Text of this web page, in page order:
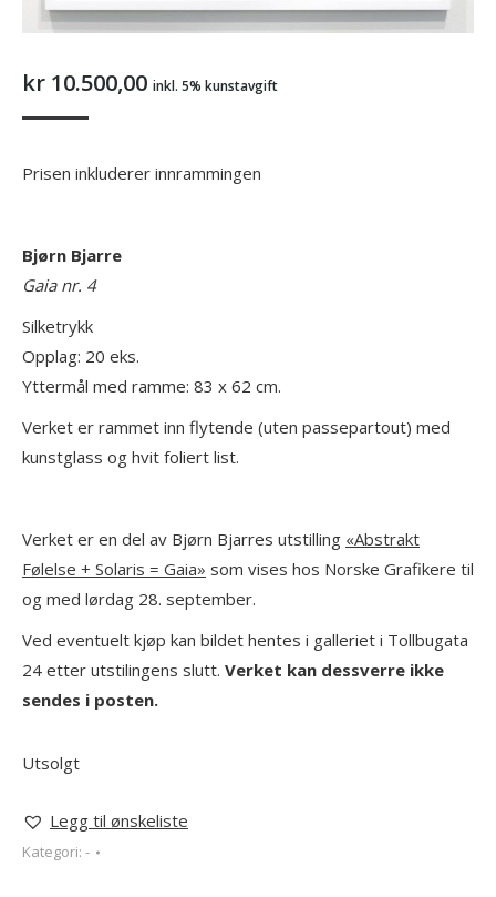
kr 10.500,00 inkl. 5% kunstavgift
Prisen inkluderer innrammingen
Bjørn Bjarre
Gaia nr. 4
Silketrykk
Opplag: 20 eks.
Yttermål med ramme: 83 x 62 cm.
Verket er rammet inn flytende (uten passepartout) med
kunstglass og hvit foliert list.
Verket er en del av Bjørn Bjarres utstilling «Abstrakt
Følelse + Solaris = Gaia» som vises hos Norske Grafikere til
og med lørdag 28. september.
Ved eventuelt kjøp kan bildet hentes i galleriet i Tollbugata
24 etter utstilingens slutt. Verket kan dessverre ikke
sendes i posten.
Utsolgt
Legg til ønskeliste
Kategori: -